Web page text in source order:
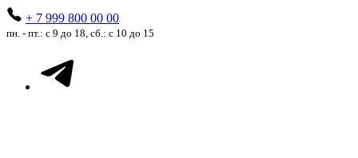
+ 7 999 800 00 00
пн. - пт.: с 9 до 18, сб.: с 10 до 15